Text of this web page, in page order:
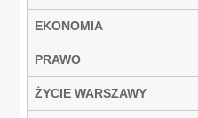
EKONOMIA
PRAWO
ŻYCIE WARSZAWY